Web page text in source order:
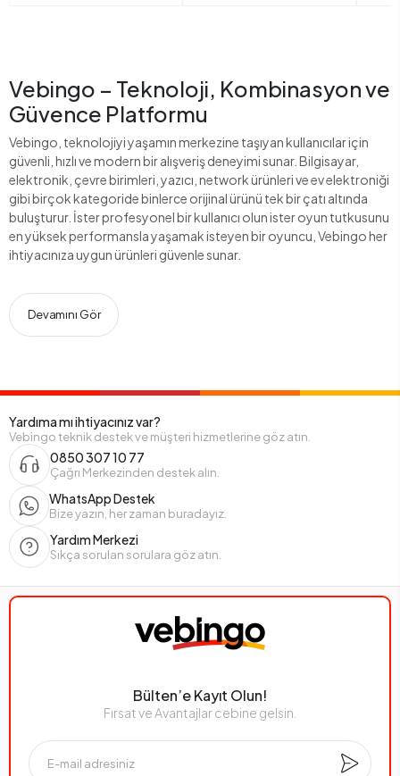
Vebingo – Teknoloji, Kombinasyon ve
Güvence Platformu
Vebingo, teknolojiyi yaşamın merkezine taşıyan kullanıcılar için
güvenli, hızlı ve modern bir alışveriş deneyimi sunar. Bilgisayar,
elektronik, çevre birimleri, yazıcı, network ürünleri ve ev elektroniği
gibi birçok kategoride binlerce orijinal ürünü tek bir çatı altında
buluşturur. İster profesyonel bir kullanıcı olun ister oyun tutkusunu
en yüksek performansla yaşamak isteyen bir oyuncu, Vebingo her
ihtiyacınıza uygun ürünleri güvenle sunar.
Devamını Gör
Yardıma mı ihtiyacınız var?
Vebingo teknik destek ve müşteri hizmetlerine göz atın.
0850 307 10 77
Çağrı Merkezinden destek alın.
WhatsApp Destek
Bize yazın, her zaman buradayız.
Yardım Merkezi
Sıkça sorulan sorulara göz atın.
Bülten’e Kayıt Olun!
Fırsat ve Avantajlar cebine gelsin.